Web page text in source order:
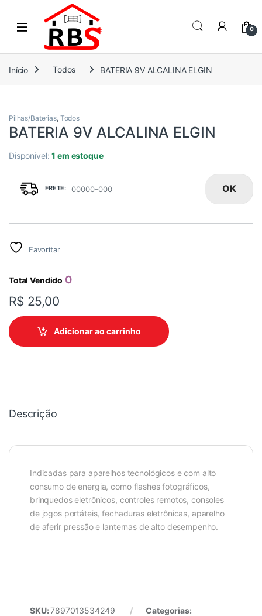
Skip to navigation
0
Início Todos BATERIA 9V ALCALINA ELGIN
Pilhas/Baterias, Todos
BATERIA 9V ALCALINA ELGIN
Disponivel:1 em estoque
OK
Favoritar
Total Vendido 0
R$ 25,00
Adicionar ao carrinho
Descrição
Indicadas para aparelhos tecnológicos e com alto
consumo de energia, como flashes fotográficos,
brinquedos eletrônicos, controles remotos, consoles
de jogos portáteis, fechaduras eletrônicas, aparelho
de aferir pressão e lanternas de alto desempenho.
SKU:7897013534249
Categorias: